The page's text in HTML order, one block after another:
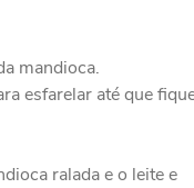
mandioca.
esfarelar até que
ralada e o leite e